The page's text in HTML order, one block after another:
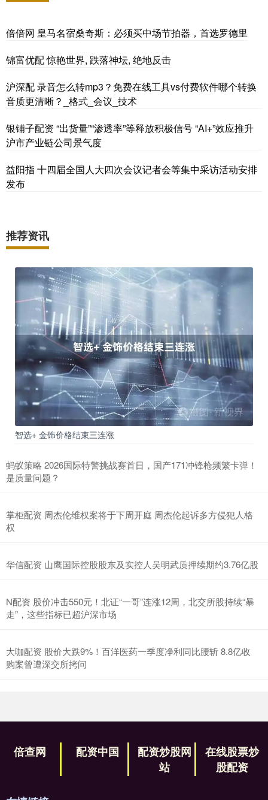
倍倍网 皇马名宿桑奇斯：必须买中场节拍器，首选罗德里
锦富优配 惊艳世界, 跌落神坛, 绝地反击
沪深配 录音怎么转mp3？免费在线工具vs付费软件哪个转换
音质更清晰？_格式_会议_技术
银铺子配资 “出货量”“渗透率”等释放积极信号 “AI+”效应推升
沪市产业链公司景气度
益阳指 十四届全国人大四次会议记者会等集中采访活动安排
发布
推荐资讯
智选+ 金饰价格结束三连涨
蚂蚁策略 2026国际特警挑战赛首日，国产171冲锋枪频繁卡弹！
是质量问题？
掌柜配资 周杰伦维权案将于下周开庭 周杰伦起诉多方侵犯人格
权
华信配资 山鹰国际控股股东及实控人吴明武质押续期约3.76亿股
N配资 股价冲击550元！北证“一哥”连涨12周，北交所股持续“暴
走”，这些指标已超沪深市场
大咖配资 股价大跌9%！百洋医药一季度净利同比腰斩 8.8亿收
购案曾遭深交所拷问
倍查网 配资中国
配资炒股网
站
在线股票炒
股配资